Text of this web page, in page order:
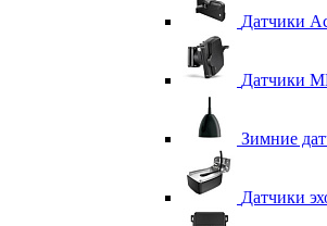
Датчики
Датчики
Зимние
Датчики